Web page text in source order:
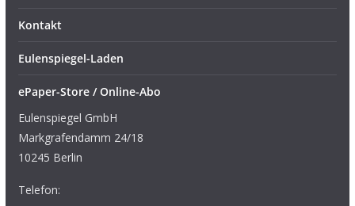
Kontakt
Eulenspiegel-Laden
ePaper-Store / Online-Abo
Eulenspiegel GmbH
Markgrafendamm 24/18
10245 Berlin
Telefon: